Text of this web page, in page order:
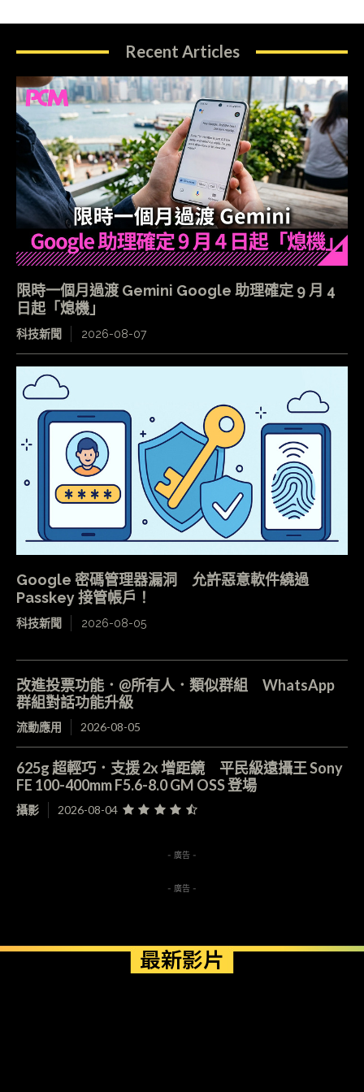
Recent Articles
限時一個月過渡 Gemini Google 助理確定 9 月 4
日起「熄機」
科技新聞 2026-08-07
Google 密碼管理器漏洞 允許惡意軟件繞過
Passkey 接管帳戶！
科技新聞 2026-08-05
改進投票功能．@所有人．類似群組 WhatsApp
群組對話功能升級
流動應用 2026-08-05
625g 超輕巧．支援 2x 增距鏡 平民級遠攝王 Sony
FE 100-400mm F5.6-8.0 GM OSS 登場
攝影 2026-08-04
- 廣告 -
- 廣告 -
最新影片